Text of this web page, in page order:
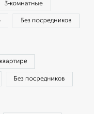
3‑комнатные
Без посредников
Без посредников